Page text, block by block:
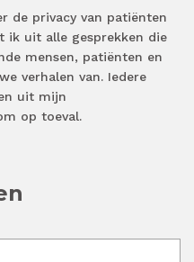
de privacy van patiënten
ik uit alle gesprekken die
mensen, patiënten en
verhalen van. Iedere
uit mijn
op toeval.